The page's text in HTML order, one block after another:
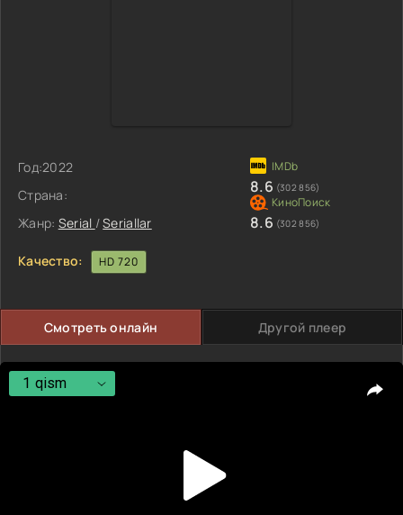
Год:2022
Страна:
Жанр: Serial /Seriallar
8.6 (302 856)
8.6 (302 856)
Качество: HD 720
Смотреть онлайн Другой плеер
1 qism